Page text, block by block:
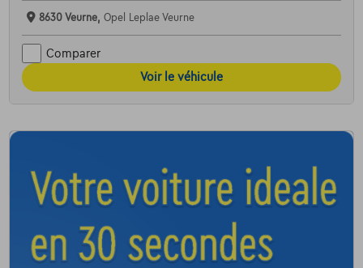
8630 Veurne, Opel Leplae Veurne
Comparer
Voir le véhicule